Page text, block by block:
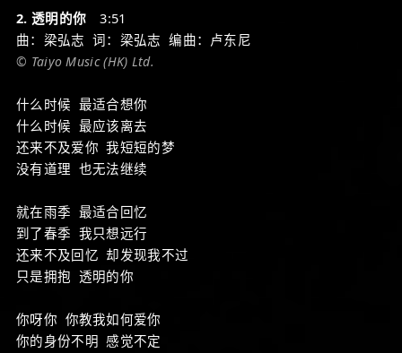
2. 透明的你 3:51
曲：梁弘志 词：梁弘志 编曲：卢东尼
© Taiyo Music (HK) Ltd.
什么时候 最适合想你
什么时候 最应该离去
还来不及爱你 我短短的梦
没有道理 也无法继续
就在雨季 最适合回忆
到了春季 我只想远行
还来不及回忆 却发现我不过
只是拥抱 透明的你
你呀你 你教我如何爱你
你的身份不明 感觉不定